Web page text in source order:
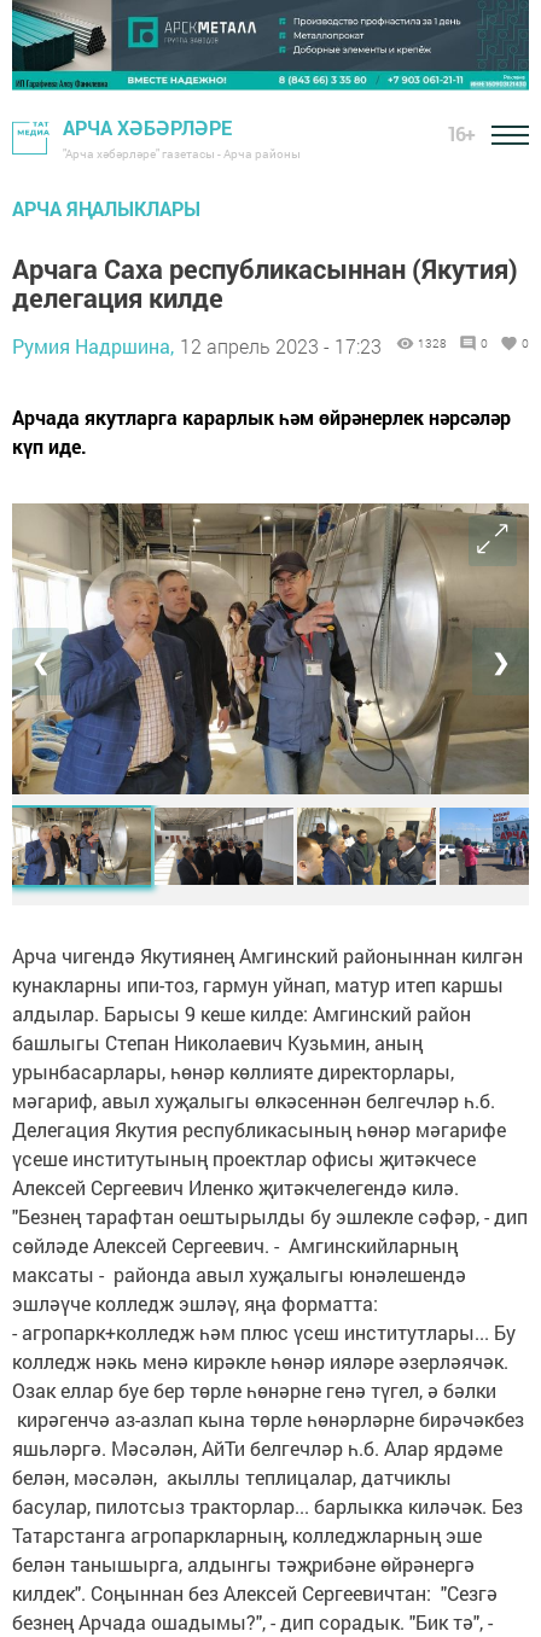
АРЧА ХӘБӘРЛӘРЕ
"Арча хәбәрләре" газетасы - Арча районы
16+
АРЧА ЯҢАЛЫКЛАРЫ
Арчага Саха республикасыннан (Якутия)
делегация килде
Румия Надршина, 12 апрель 2023 - 17:23 1328 0 0
Арчада якутларга карарлык һәм өйрәнерлек нәрсәләр
күп иде.
❮ ❯
Арча чигендә Якутиянең Амгинский районыннан килгән
кунакларны ипи-тоз, гармун уйнап, матур итеп каршы
алдылар. Барысы 9 кеше килде: Амгинский район
башлыгы Степан Николаевич Кузьмин, аның
урынбасарлары, һөнәр көллияте директорлары,
мәгариф, авыл хуҗалыгы өлкәсеннән белгечләр һ.б.
Делегация Якутия республикасының һөнәр мәгарифе
үсеше институтының проектлар офисы җитәкчесе
Алексей Сергеевич Иленко җитәкчелегендә килә.
"Безнең тарафтан оештырылды бу эшлекле сәфәр, - дип
сөйләде Алексей Сергеевич. - Амгинскийларның
максаты - районда авыл хуҗалыгы юнәлешендә
эшләүче колледж эшләү, яңа форматта:
- агропарк+колледж һәм плюс үсеш институтлары... Бу
колледж нәкь менә кирәкле һөнәр ияләре әзерләячәк.
Озак еллар буе бер төрле һөнәрне генә түгел, ә бәлки
кирәгенчә аз-азлап кына төрле һөнәрләрне бирәчәкбез
яшьләргә. Мәсәлән, АйТи белгечләр һ.б. Алар ярдәме
белән, мәсәлән, акыллы теплицалар, датчиклы
басулар, пилотсыз тракторлар... барлыкка киләчәк. Без
Татарстанга агропаркларның, колледжларның эше
белән танышырга, алдынгы тәҗрибәне өйрәнергә
килдек". Соңыннан без Алексей Сергеевичтан: "Сезгә
безнең Арчада ошадымы?", - дип сорадык. "Бик тә", -